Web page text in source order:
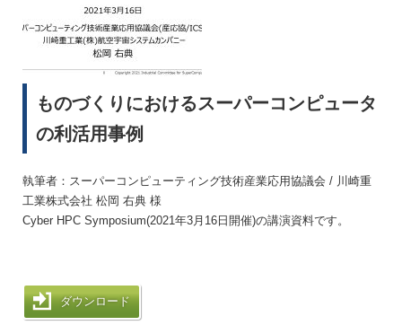
ものづくりにおけるスーパーコンピュータ
の利活用事例
執筆者：スーパーコンピューティング技術産業応用協議会 / 川崎重
工業株式会社 松岡 右典 様
Cyber HPC Symposium(2021年3月16日開催)の講演資料です。
ダウンロード